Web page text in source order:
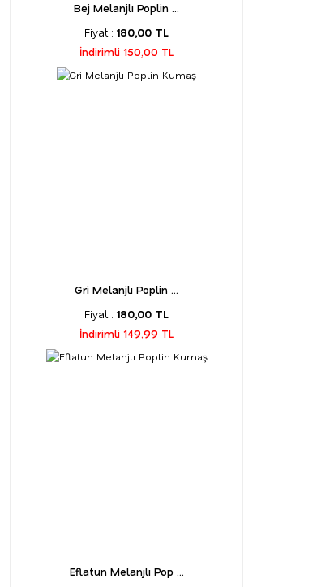
Bej Melanjlı Poplin ...
Fiyat : 180,00 TL
İndirimli 150,00 TL
Gri Melanjlı Poplin ...
Fiyat : 180,00 TL
İndirimli 149,99 TL
Eflatun Melanjlı Pop ...